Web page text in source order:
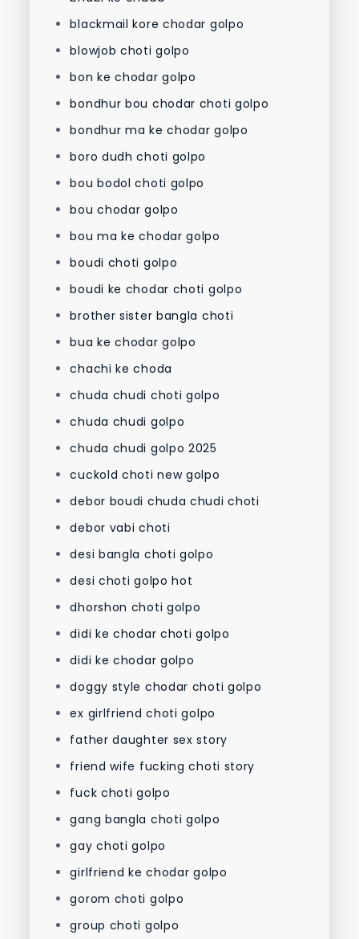
blackmail kore chodar golpo
blowjob choti golpo
bon ke chodar golpo
bondhur bou chodar choti golpo
bondhur ma ke chodar golpo
boro dudh choti golpo
bou bodol choti golpo
bou chodar golpo
bou ma ke chodar golpo
boudi choti golpo
boudi ke chodar choti golpo
brother sister bangla choti
bua ke chodar golpo
chachi ke choda
chuda chudi choti golpo
chuda chudi golpo
chuda chudi golpo 2025
cuckold choti new golpo
debor boudi chuda chudi choti
debor vabi choti
desi bangla choti golpo
desi choti golpo hot
dhorshon choti golpo
didi ke chodar choti golpo
didi ke chodar golpo
doggy style chodar choti golpo
ex girlfriend choti golpo
father daughter sex story
friend wife fucking choti story
fuck choti golpo
gang bangla choti golpo
gay choti golpo
girlfriend ke chodar golpo
gorom choti golpo
group choti golpo